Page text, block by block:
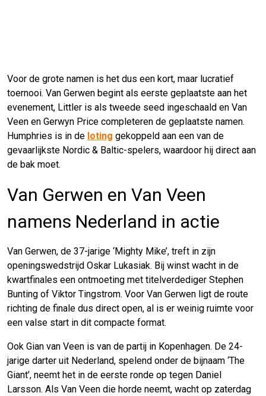
Voor de grote namen is het dus een kort, maar lucratief
toernooi. Van Gerwen begint als eerste geplaatste aan het
evenement, Littler is als tweede seed ingeschaald en Van
Veen en Gerwyn Price completeren de geplaatste namen.
Humphries is in de loting gekoppeld aan een van de
gevaarlijkste Nordic & Baltic-spelers, waardoor hij direct aan
de bak moet.
Van Gerwen en Van Veen
namens Nederland in actie
Van Gerwen, de 37-jarige ‘Mighty Mike’, treft in zijn
openingswedstrijd Oskar Lukasiak. Bij winst wacht in de
kwartfinales een ontmoeting met titelverdediger Stephen
Bunting of Viktor Tingstrom. Voor Van Gerwen ligt de route
richting de finale dus direct open, al is er weinig ruimte voor
een valse start in dit compacte format.
Ook Gian van Veen is van de partij in Kopenhagen. De 24-
jarige darter uit Nederland, spelend onder de bijnaam ‘The
Giant’, neemt het in de eerste ronde op tegen Daniel
Larsson. Als Van Veen die horde neemt, wacht op zaterdag